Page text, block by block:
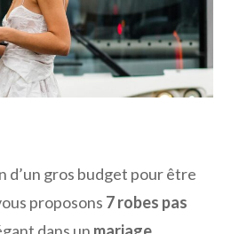
d’un gros budget pour être
proposons 7 robes pas